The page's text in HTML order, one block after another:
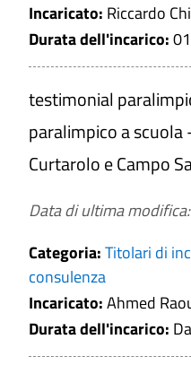
Incaricato: Riccardo
Durata dell'incarico:
testimonial
paralimpico a scuola
Curtarolo e Campo
Data di ultima
Categoria:Titolari di
consulenza
Incaricato:Ahmed
Durata dell'incarico: